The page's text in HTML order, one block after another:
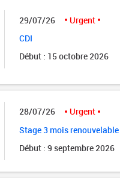
29/07/26
Urgent
CDI
Début : 15 octobre 2026
28/07/26
Urgent
Stage 3 mois renouvelable
Début : 9 septembre 2026